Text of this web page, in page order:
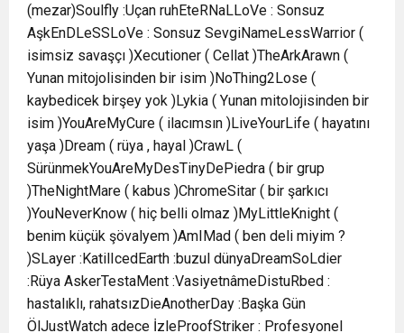
(mezar)Soulfly :Uçan ruhEteRNaLLoVe : Sonsuz
AşkEnDLeSSLoVe : Sonsuz SevgiNameLessWarrior (
isimsiz savaşçı )Xecutioner ( Cellat )TheArkArawn (
Yunan mitojolisinden bir isim )NoThing2Lose (
kaybedicek birşey yok )Lykia ( Yunan mitolojisinden bir
isim )YouAreMyCure ( ilacımsın )LiveYourLife ( hayatını
yaşa )Dream ( rüya , hayal )CrawL (
SürünmekYouAreMyDesTinyDePiedra ( bir grup
)TheNightMare ( kabus )ChromeSitar ( bir şarkıcı
)YouNeverKnow ( hiç belli olmaz )MyLittleKnight (
benim küçük şövalyem )AmIMad ( ben deli miyim ?
)SLayer :KatilIcedEarth :buzul dünyaDreamSoLdier
:Rüya AskerTestaMent :VasiyetnâmeDistuRbed :
hastalıklı, rahatsızDieAnotherDay :Başka Gün
ÖlJustWatch adece İzleProofStriker : Profesyonel